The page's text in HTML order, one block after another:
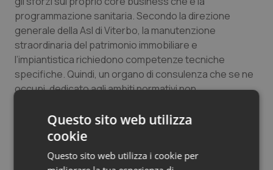
Tumore al seno
Tumore ovarico
Tumori del Polmone & Testa Collo
Ulcera & Reflusso
Vaccini
programmazione sanitaria. Secondo la direzione
generale della Asl di Viterbo, la manutenzione
straordinaria del patrimonio immobiliare e
l’impiantistica richiedono competenze tecniche
specifiche. Quindi, un organo di consulenza che se ne
occupi, dedicato agli ambiti normativi non
con favore, come pure la formazione manageriale
specifica che Lazio punto zero dovrebbe promuovere
Questo sito web utilizza
cookie
Questo sito web utilizza i cookie per